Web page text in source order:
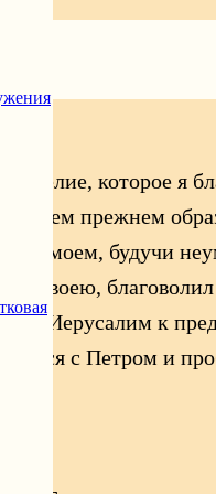
которое я
моем прежнем
моем, будучи
Своею,
в Иерусалим к
с Петром и